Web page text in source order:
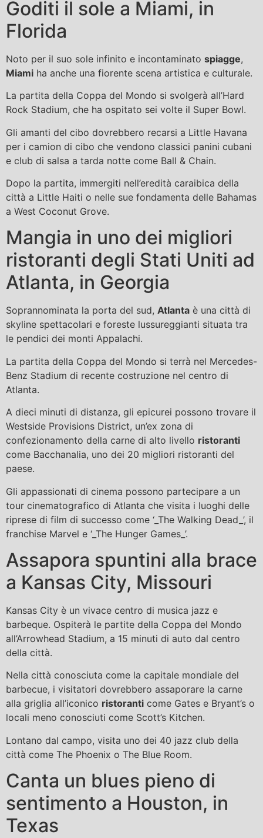
Goditi il ​​sole a Miami, in
Florida
Noto per il suo sole infinito e incontaminato spiagge,
Miami ha anche una fiorente scena artistica e culturale.
La partita della Coppa del Mondo si svolgerà all’Hard
Rock Stadium, che ha ospitato sei volte il Super Bowl.
Gli amanti del cibo dovrebbero recarsi a Little Havana
per i camion di cibo che vendono classici panini cubani
e club di salsa a tarda notte come Ball & Chain.
Dopo la partita, immergiti nell’eredità caraibica della
città a Little Haiti o nelle sue fondamenta delle Bahamas
a West Coconut Grove.
Mangia in uno dei migliori
ristoranti degli Stati Uniti ad
Atlanta, in Georgia
Soprannominata la porta del sud, Atlanta è una città di
skyline spettacolari e foreste lussureggianti situata tra
le pendici dei monti Appalachi.
La partita della Coppa del Mondo si terrà nel Mercedes-
Benz Stadium di recente costruzione nel centro di
Atlanta.
A dieci minuti di distanza, gli epicurei possono trovare il
Westside Provisions District, un’ex zona di
confezionamento della carne di alto livello ristoranti
come Bacchanalia, uno dei 20 migliori ristoranti del
paese.
Gli appassionati di cinema possono partecipare a un
tour cinematografico di Atlanta che visita i luoghi delle
riprese di film di successo come ‘_The Walking Dead_’, il
franchise Marvel e ‘_The Hunger Games_’.
Assapora spuntini alla brace
a Kansas City, Missouri
Kansas City è un vivace centro di musica jazz e
barbeque. Ospiterà le partite della Coppa del Mondo
all’Arrowhead Stadium, a 15 minuti di auto dal centro
della città.
Nella città conosciuta come la capitale mondiale del
barbecue, i visitatori dovrebbero assaporare la carne
alla griglia all’iconico ristoranti come Gates e Bryant’s o
locali meno conosciuti come Scott’s Kitchen.
Lontano dal campo, visita uno dei 40 jazz club della
città come The Phoenix o The Blue Room.
Canta un blues pieno di
sentimento a Houston, in
Texas